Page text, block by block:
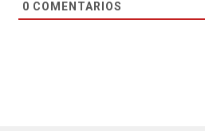
0 COMENTARIOS